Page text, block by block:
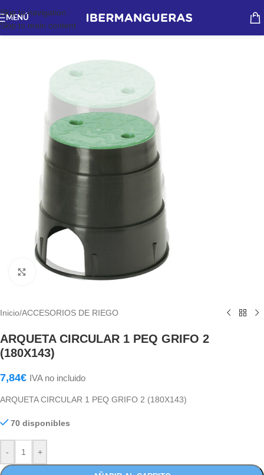
Skip to navigation
Skip to main content
MENÚ
Haga Click para agrandar
Inicio/ACCESORIOS DE RIEGO
ARQUETA CIRCULAR 1 PEQ GRIFO 2
(180X143)
7,84€ IVA no incluido
ARQUETA CIRCULAR 1 PEQ GRIFO 2 (180X143)
70 disponibles
- +